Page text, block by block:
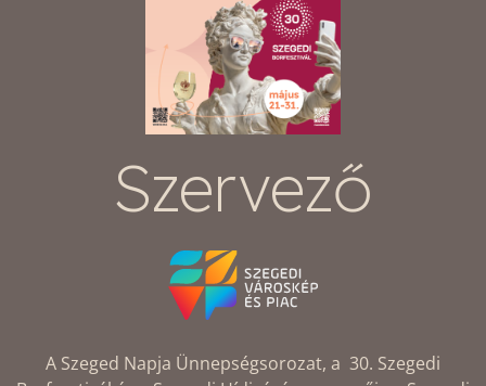
Szervező
A Szeged Napja Ünnepségsorozat, a 30. Szegedi